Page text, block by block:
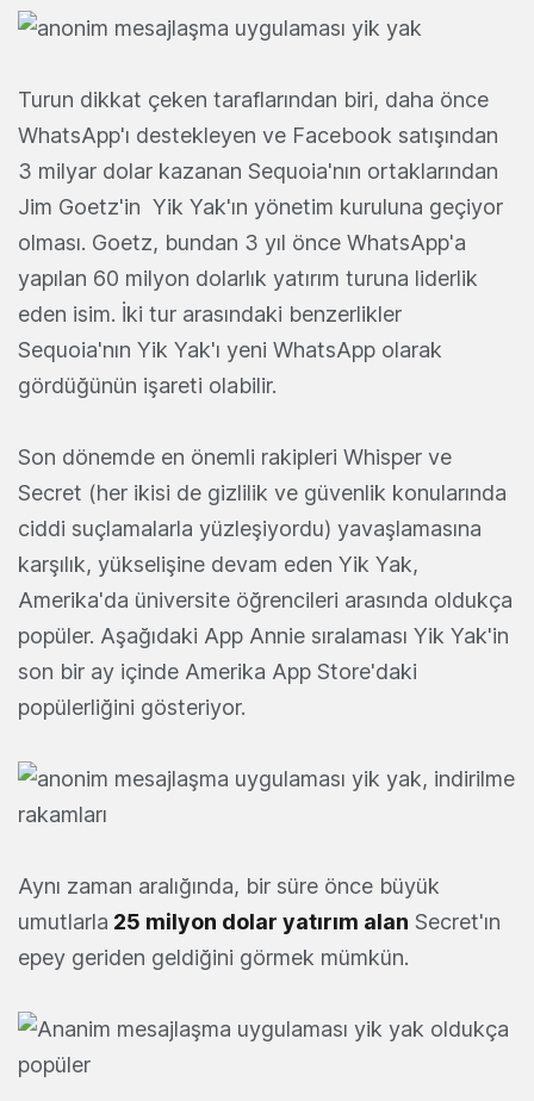
Turun dikkat çeken taraflarından biri, daha önce
WhatsApp'ı destekleyen ve Facebook satışından
3 milyar dolar kazanan Sequoia'nın ortaklarından
Jim Goetz'in Yik Yak'ın yönetim kuruluna geçiyor
olması. Goetz, bundan 3 yıl önce WhatsApp'a
yapılan 60 milyon dolarlık yatırım turuna liderlik
eden isim. İki tur arasındaki benzerlikler
Sequoia'nın Yik Yak'ı yeni WhatsApp olarak
gördüğünün işareti olabilir.
Son dönemde en önemli rakipleri Whisper ve
Secret (her ikisi de gizlilik ve güvenlik konularında
ciddi suçlamalarla yüzleşiyordu) yavaşlamasına
karşılık, yükselişine devam eden Yik Yak,
Amerika'da üniversite öğrencileri arasında oldukça
popüler. Aşağıdaki App Annie sıralaması Yik Yak'in
son bir ay içinde Amerika App Store'daki
popülerliğini gösteriyor.
Aynı zaman aralığında, bir süre önce büyük
umutlarla 25 milyon dolar yatırım alan Secret'ın
epey geriden geldiğini görmek mümkün.